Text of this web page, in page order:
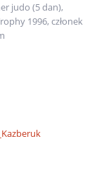
judo (5 dan),
1996, członek